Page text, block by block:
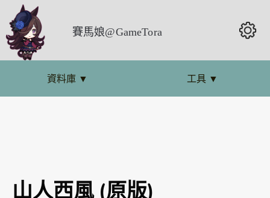
賽馬娘@GameTora
資料庫 ▼ 工具 ▼
山人西風 (原版)